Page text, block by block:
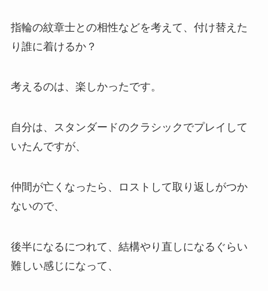
指輪の紋章士との相性などを考えて、付け替えた
り誰に着けるか？
考えるのは、楽しかったです。
自分は、スタンダードのクラシックでプレイして
いたんですが、
仲間が亡くなったら、ロストして取り返しがつか
ないので、
後半になるにつれて、結構やり直しになるぐらい
難しい感じになって、